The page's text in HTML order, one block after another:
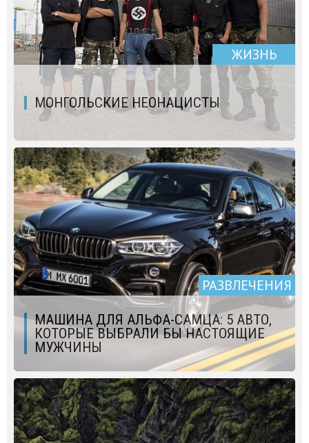
ЖИЗНЬ
МОНГОЛЬСКИЕ НЕОНАЦИСТЫ
РАЗВЛЕЧЕНИЯ
МАШИНА ДЛЯ АЛЬФА-САМЦА: 5 АВТО,
КОТОРЫЕ ВЫБРАЛИ БЫ НАСТОЯЩИЕ
МУЖЧИНЫ